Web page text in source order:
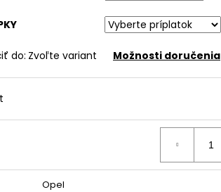
do: Zvoľte variant Možnosti doručenia
Opel